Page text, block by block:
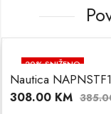
20% SNIŽENO
Nautica
308.00 KM